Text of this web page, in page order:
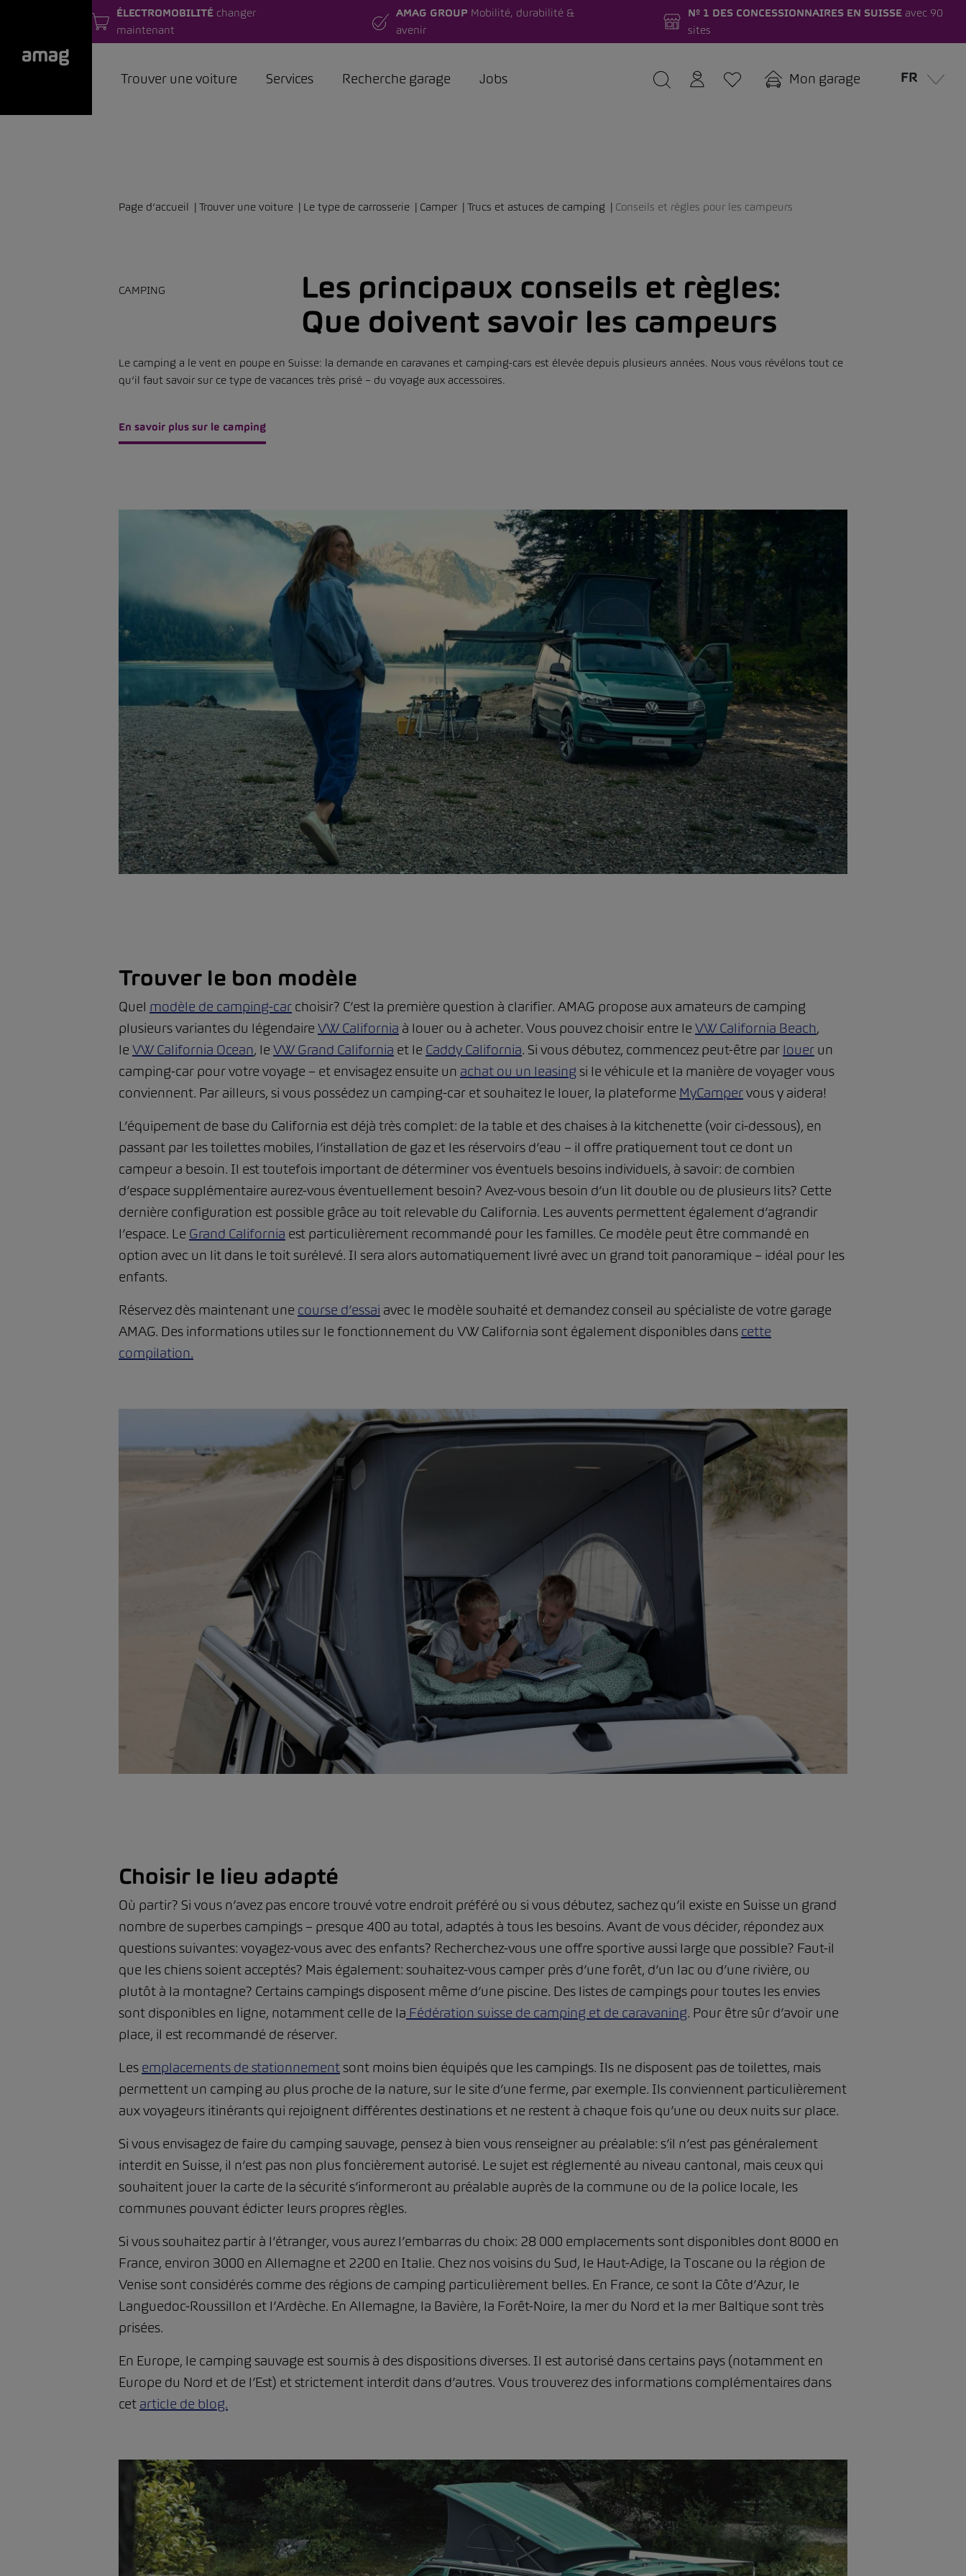
ÉLECTROMOBILITÉ changer
maintenant
AMAG GROUP Mobilité, durabilité &
avenir
Nº 1 DES CONCESSIONNAIRES EN SUISSEavec 90
sites
Trouver une voiture Services Recherche garage Jobs Mon garage FR
Page d’accueil Trouver une voiture Le type de carrosserie Camper Trucs et astuces de camping Conseils et règles pour les campeurs
CAMPING
Les principaux conseils et règles:
Que doivent savoir les campeurs
Le camping a le vent en poupe en Suisse: la demande en caravanes et camping-cars est élevée depuis plusieurs années. Nous vous révélons tout ce
qu’il faut savoir sur ce type de vacances très prisé – du voyage aux accessoires.
En savoir plus sur le camping
Trouver le bon modèle
Quel modèle de camping-car choisir? C’est la première question à clarifier. AMAG propose aux amateurs de camping
plusieurs variantes du légendaire VW California à louer ou à acheter. Vous pouvez choisir entre le VW California Beach,
le VW California Ocean, le VW Grand California et le Caddy California. Si vous débutez, commencez peut-être par louer un
camping-car pour votre voyage – et envisagez ensuite un achat ou un leasing si le véhicule et la manière de voyager vous
conviennent. Par ailleurs, si vous possédez un camping-car et souhaitez le louer, la plateforme MyCampervous y aidera!
L’équipement de base du California est déjà très complet: de la table et des chaises à la kitchenette (voir ci-dessous), en
passant par les toilettes mobiles, l’installation de gaz et les réservoirs d’eau – il offre pratiquement tout ce dont un
campeur a besoin. Il est toutefois important de déterminer vos éventuels besoins individuels, à savoir: de combien
d’espace supplémentaire aurez-vous éventuellement besoin? Avez-vous besoin d’un lit double ou de plusieurs lits? Cette
dernière configuration est possible grâce au toit relevable du California. Les auvents permettent également d’agrandir
l’espace. Le Grand California est particulièrement recommandé pour les familles. Ce modèle peut être commandé en
option avec un lit dans le toit surélevé. Il sera alors automatiquement livré avec un grand toit panoramique – idéal pour les
enfants.
Réservez dès maintenant une course d’essai avec le modèle souhaité et demandez conseil au spécialiste de votre garage
AMAG. Des informations utiles sur le fonctionnement du VW California sont également disponibles dans cette
compilation.
Choisir le lieu adapté
Où partir? Si vous n’avez pas encore trouvé votre endroit préféré ou si vous débutez, sachez qu’il existe en Suisse un grand
nombre de superbes campings – presque 400 au total, adaptés à tous les besoins. Avant de vous décider, répondez aux
questions suivantes: voyagez-vous avec des enfants? Recherchez-vous une offre sportive aussi large que possible? Faut-il
que les chiens soient acceptés? Mais également: souhaitez-vous camper près d’une forêt, d’un lac ou d’une rivière, ou
plutôt à la montagne? Certains campings disposent même d’une piscine. Des listes de campings pour toutes les envies
sont disponibles en ligne, notamment celle de la Fédération suisse de camping et de caravaning. Pour être sûr d’avoir une
place, il est recommandé de réserver.
Les emplacements de stationnementsont moins bien équipés que les campings. Ils ne disposent pas de toilettes, mais
permettent un camping au plus proche de la nature, sur le site d’une ferme, par exemple. Ils conviennent particulièrement
aux voyageurs itinérants qui rejoignent différentes destinations et ne restent à chaque fois qu’une ou deux nuits sur place.
Si vous envisagez de faire du camping sauvage, pensez à bien vous renseigner au préalable: s’il n’est pas généralement
interdit en Suisse, il n’est pas non plus foncièrement autorisé. Le sujet est réglementé au niveau cantonal, mais ceux qui
souhaitent jouer la carte de la sécurité s’informeront au préalable auprès de la commune ou de la police locale, les
communes pouvant édicter leurs propres règles.
Si vous souhaitez partir à l’étranger, vous aurez l’embarras du choix: 28 000 emplacements sont disponibles dont 8000 en
France, environ 3000 en Allemagne et 2200 en Italie. Chez nos voisins du Sud, le Haut-Adige, la Toscane ou la région de
Venise sont considérés comme des régions de camping particulièrement belles. En France, ce sont la Côte d’Azur, le
Languedoc-Roussillon et l’Ardèche. En Allemagne, la Bavière, la Forêt-Noire, la mer du Nord et la mer Baltique sont très
prisées.
En Europe, le camping sauvage est soumis à des dispositions diverses. Il est autorisé dans certains pays (notamment en
Europe du Nord et de l’Est) et strictement interdit dans d’autres. Vous trouverez des informations complémentaires dans
cet article de blog.